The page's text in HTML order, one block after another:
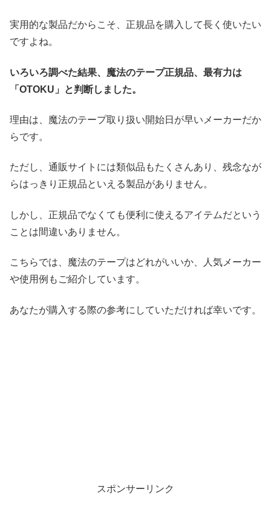
実用的な製品だからこそ、正規品を購入して長く使いたい
ですよね。
いろいろ調べた結果、魔法のテープ正規品、最有力は
「OTOKU」と判断しました。
理由は、魔法のテープ取り扱い開始日が早いメーカーだか
らです。
ただし、通販サイトには類似品もたくさんあり、残念なが
らはっきり正規品といえる製品がありません。
しかし、正規品でなくても便利に使えるアイテムだという
ことは間違いありません。
こちらでは、魔法のテープはどれがいいか、人気メーカー
や使用例もご紹介しています。
あなたが購入する際の参考にしていただければ幸いです。
スポンサーリンク